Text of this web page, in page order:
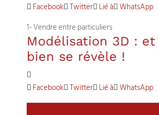
Facebook Twitter Lié à WhatsApp
1- Vendre entre particuliers
Modélisation 3D : et
bien se révèle !
Facebook Twitter Lié à WhatsApp